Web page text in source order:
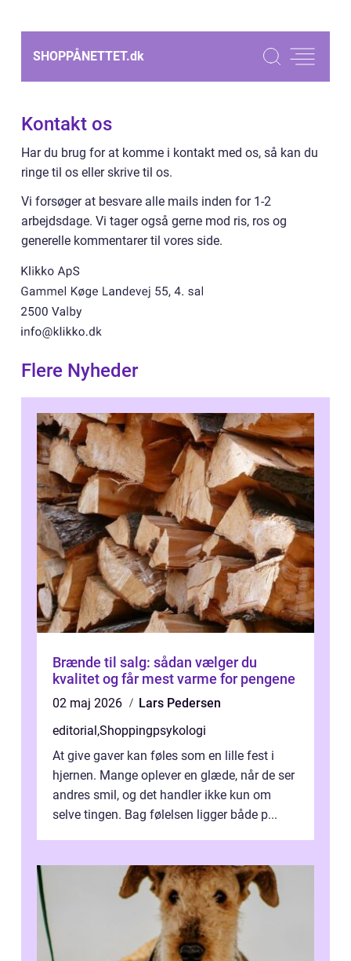
SHOPPÅNETTET.dk
Kontakt os
Har du brug for at komme i kontakt med os, så kan du
ringe til os eller skrive til os.
Vi forsøger at besvare alle mails inden for 1-2
arbejdsdage. Vi tager også gerne mod ris, ros og
generelle kommentarer til vores side.
Flere Nyheder
Brænde til salg: sådan vælger du
kvalitet og får mest varme for pengene
02 maj 2026
Lars Pedersen
editorial,Shoppingpsykologi
At give gaver kan føles som en lille fest i
hjernen. Mange oplever en glæde, når de ser
andres smil, og det handler ikke kun om
selve tingen. Bag følelsen ligger både p...